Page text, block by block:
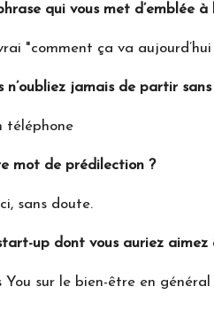
qui vous met d’emblée à
"comment ça va
n’oubliez jamais de partir sans
téléphone
mot de prédilection ?
sans doute.
up dont vous auriez
You sur le bien-être en